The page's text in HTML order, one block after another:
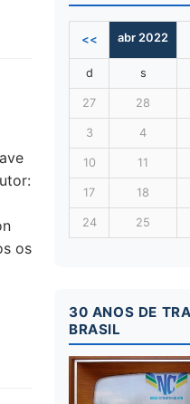
os
<< abr 2022
d s
27 28
3 4
10 11
17 18
24 25
30 ANOS DE
BRASIL